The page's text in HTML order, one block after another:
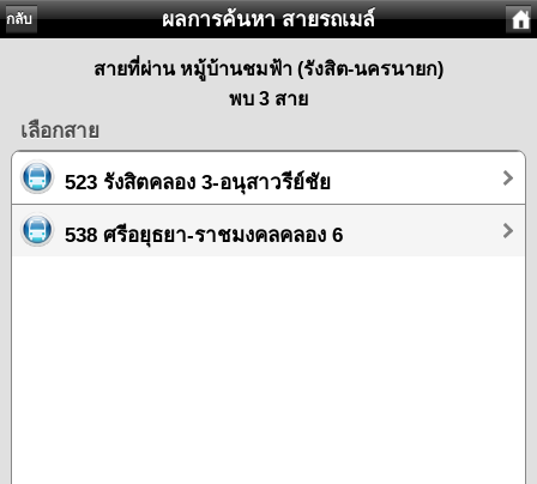
กลับ ผลการค้นหา สายรถเมล์
สายที่ผ่าน หมู้บ้านชมฟ้า (รังสิต-นครนายก)
พบ 3 สาย
เลือกสาย
523 รังสิตคลอง 3-อนุสาวรีย์ชัย
538 ศรีอยุธยา-ราชมงคลคลอง 6